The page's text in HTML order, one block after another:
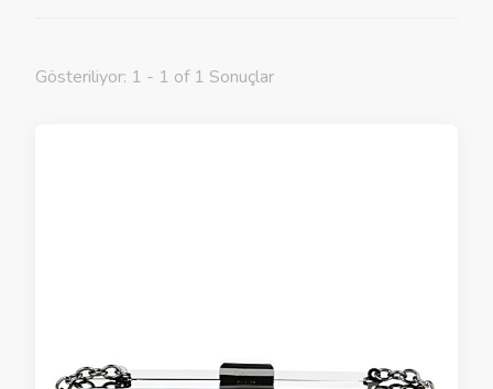
Gösteriliyor: 1 - 1 of 1 Sonuçlar